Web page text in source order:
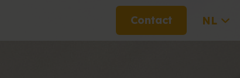
Contact NL